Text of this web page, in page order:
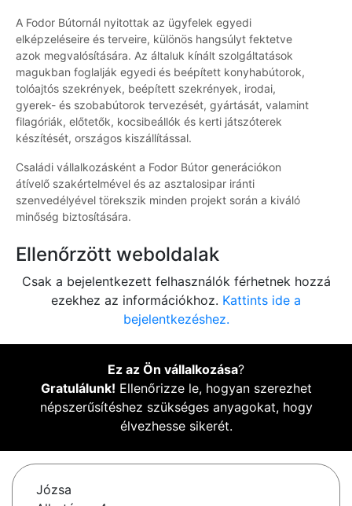
A Fodor Bútornál nyitottak az ügyfelek egyedi
elképzeléseire és terveire, különös hangsúlyt fektetve
azok megvalósítására. Az általuk kínált szolgáltatások
magukban foglalják egyedi és beépített konyhabútorok,
tolóajtós szekrények, beépített szekrények, irodai,
gyerek- és szobabútorok tervezését, gyártását, valamint
filagóriák, előtetők, kocsibeállók és kerti játszóterek
készítését, országos kiszállítással.
Családi vállalkozásként a Fodor Bútor generációkon
átívelő szakértelmével és az asztalosipar iránti
szenvedélyével törekszik minden projekt során a kiváló
minőség biztosítására.
Ellenőrzött weboldalak
Csak a bejelentkezett felhasználók férhetnek hozzá
ezekhez az információkhoz. Kattints ide a
bejelentkezéshez.
Ez az Ön vállalkozása?
Gratulálunk! Ellenőrizze le, hogyan szerezhet
népszerűsítéshez szükséges anyagokat, hogy
élvezhesse sikerét.
Józsa